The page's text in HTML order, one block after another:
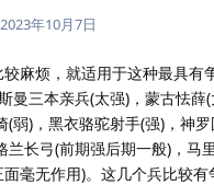
2023年10月7日
麻烦，就适用于这种最具有
曼三本亲兵(太强)，蒙古怯薛
(弱)，黑衣骆驼射手(强)，神
兰长弓(前期强后期一般)，马
毫无作用)。这几个兵比较